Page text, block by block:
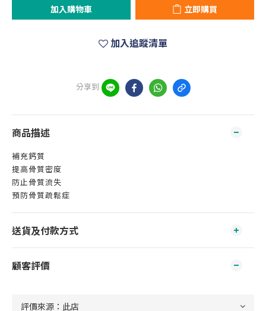
加入購物車 立即購買
加入追蹤清單
分享到
商品描述
補充鈣質
提高骨質密度
防止骨質流失
預防骨質疏鬆症
送貨及付款方式
顧客評價